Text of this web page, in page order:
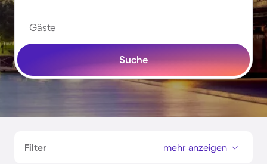
Gäste
Suche
Filter mehr anzeigen